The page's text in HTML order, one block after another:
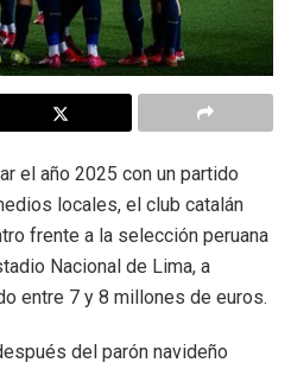
el año 2025 con un partido
locales, el club catalán
frente a la selección peruana
Nacional de Lima, a
entre 7 y 8 millones de euros.
del parón navideño